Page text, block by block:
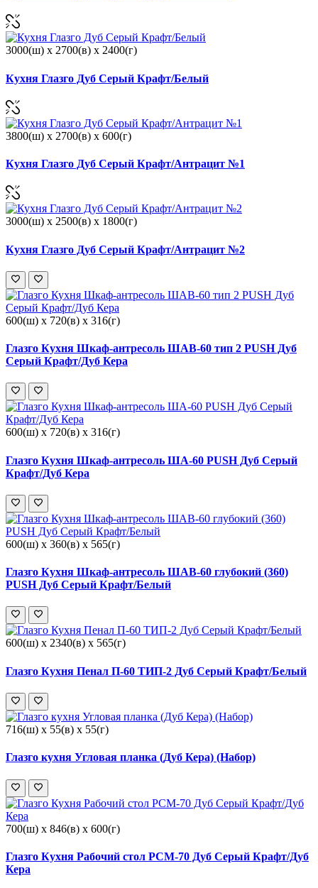
3000(ш) x 2700(в) x 2400(г)
Кухня Глазго Дуб Серый Крафт/Белый
3800(ш) x 2700(в) x 600(г)
Кухня Глазго Дуб Серый Крафт/Антрацит №1
3000(ш) x 2500(в) x 1800(г)
Кухня Глазго Дуб Серый Крафт/Антрацит №2
600(ш) x 720(в) x 316(г)
Глазго Кухня Шкаф-антресоль ШАВ-60 тип 2 PUSH Дуб
Серый Крафт/Дуб Кера
600(ш) x 720(в) x 316(г)
Глазго Кухня Шкаф-антресоль ША-60 PUSH Дуб Серый
Крафт/Дуб Кера
600(ш) x 360(в) x 565(г)
Глазго Кухня Шкаф-антресоль ШАВ-60 глубокий (360)
PUSH Дуб Серый Крафт/Белый
600(ш) x 2340(в) x 565(г)
Глазго Кухня Пенал П-60 ТИП-2 Дуб Серый Крафт/Белый
716(ш) x 55(в) x 55(г)
Глазго кухня Угловая планка (Дуб Кера) (Набор)
700(ш) x 846(в) x 600(г)
Глазго Кухня Рабочий стол РСМ-70 Дуб Серый Крафт/Дуб
Кера